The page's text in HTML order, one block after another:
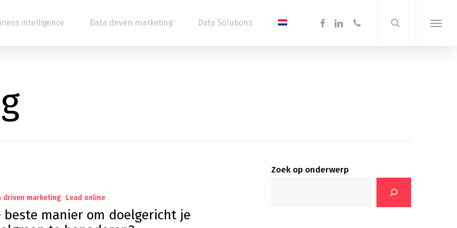
intelligence Data driven marketing Data Solutions facebooklinkedinphone
Menu
driven marketing Lead online
beste manier om doelgericht je
Zoek op onderwerp